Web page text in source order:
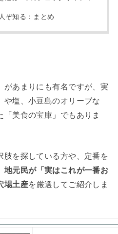
ぞ知る：まとめ
があまりにも有名ですが、実
や塩、小豆島のオリーブな
「美食の宝庫」でもありま
肢を探している方や、定番を
地元民が「実はこれが一番お
場土産を厳選してご紹介しま